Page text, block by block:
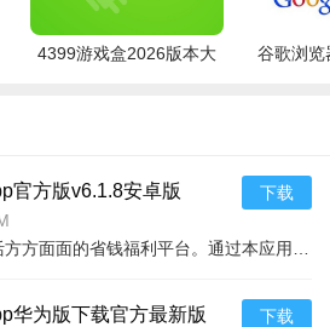
4399游戏盒2026版本大
谷歌浏览
官方版v6.1.8安卓版 下载
华为版下载官方最新版
下载